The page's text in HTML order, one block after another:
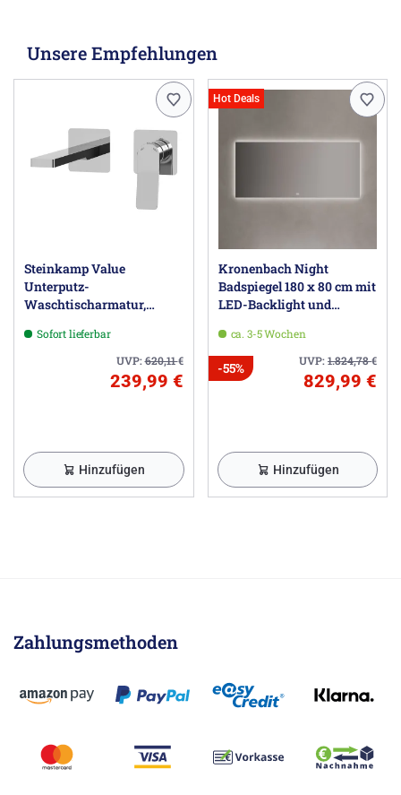
Unsere Empfehlungen
Steinkamp Value
Unterputz-
Waschtischarmatur,
Grundkörper
Sofort lieferbar
UVP:620,11€
239,99 €
Hinzufügen
Hot Deals
Kronenbach Night
Badspiegel 180 x 80 cm mit
LED-Backlight und
ca. 3-5 Wochen
UVP:1.824,78€
-55%
829,99 €
Hinzufügen
Zahlungsmethoden